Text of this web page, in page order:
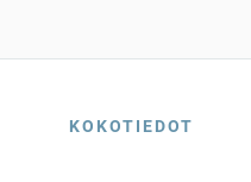
KOKOTIEDOT